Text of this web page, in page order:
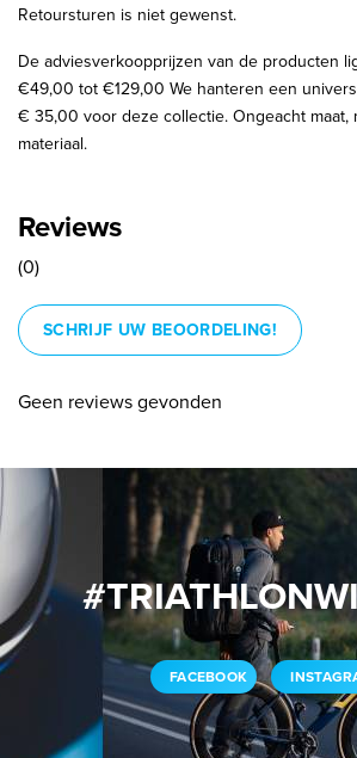
Retoursturen is niet gewenst.
De adviesverkoopprijzen van de producten
€49,00 tot €129,00 We hanteren een
€ 35,00 voor deze collectie. Ongeacht maat,
materiaal.
Reviews
(0)
SCHRIJF UW BEOORDELING!
Geen reviews gevonden
FACEBOOK